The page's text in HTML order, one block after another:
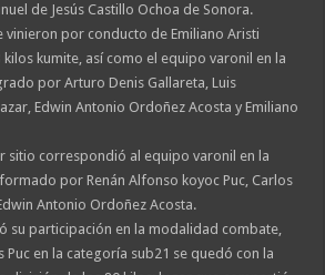
de Jesús Castillo Ochoa de Sonora.
vinieron por conducto de Emiliano Aristi
kilos kumite, así como el equipo varonil en la
por Arturo Denis Gallareta, Luis
Edwin Antonio Ordoñez Acosta y Emiliano
sitio correspondió al equipo varonil en la
por Renán Alfonso koyoc Puc, Carlos
Antonio Ordoñez Acosta.
su participación en la modalidad combate,
Puc en la categoría sub21 se quedó con la